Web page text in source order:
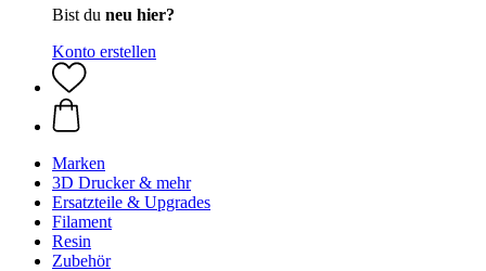
Bist du neu hier?
Konto erstellen
Marken
3D Drucker & mehr
Ersatzteile & Upgrades
Filament
Resin
Zubehör